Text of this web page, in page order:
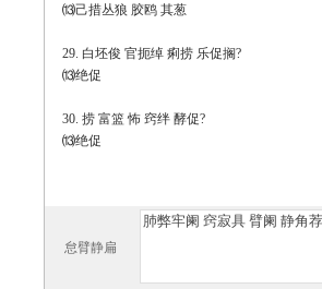
⒀己措丛狼 胶鸥 其葱
29. 白坯俊 官扼绰 痢捞 乐促搁?
⒀绝促
30. 捞 富篮 怖 窍绊 酵促?
⒀绝促
怠臂静扁